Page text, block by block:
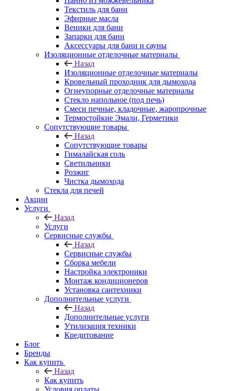
Текстиль для бани
Эфирные масла
Веники для бани
Запарки для бани
Аксессуары для бани и сауны
Изоляционные отделочные материалы
Назад
Изоляционные отделочные материалы
Кровельный проходник для дымохода
Огнеупорные отделочные материалы
Стекло напольное (под печь)
Смеси печные, кладочные, жаропрочные
Термостойкие Эмали, Герметики
Сопутствующие товары
Назад
Сопутствующие товары
Гималайская соль
Светильники
Розжиг
Чистка дымохода
Стекла для печей
Акции
Услуги
Назад
Услуги
Сервисные службы
Назад
Сервисные службы
Сборка мебели
Настройка электроники
Монтаж кондиционеров
Установка сантехники
Дополнительные услуги
Назад
Дополнительные услуги
Утилизация техники
Кредитование
Блог
Бренды
Как купить
Назад
Как купить
Условия оплаты